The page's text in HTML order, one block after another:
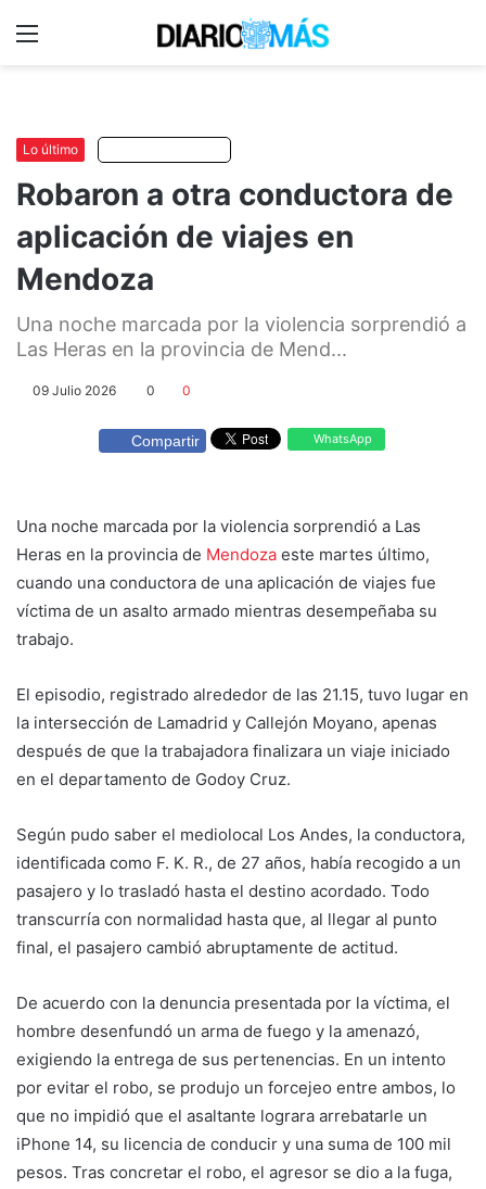
Lo último
Robaron a otra conductora de
aplicación de viajes en
Mendoza
Una noche marcada por la violencia sorprendió a
Las Heras en la provincia de Mend...
09 Julio 2026 0 0
Compartir WhatsApp
Una noche marcada por la violencia sorprendió a Las
Heras en la provincia de Mendoza este martes último,
cuando una conductora de una aplicación de viajes fue
víctima de un asalto armado mientras desempeñaba su
trabajo.
El episodio, registrado alrededor de las 21.15, tuvo lugar en
la intersección de Lamadrid y Callejón Moyano, apenas
después de que la trabajadora finalizara un viaje iniciado
en el departamento de Godoy Cruz.
Según pudo saber el mediolocal Los Andes, la conductora,
identificada como F. K. R., de 27 años, había recogido a un
pasajero y lo trasladó hasta el destino acordado. Todo
transcurría con normalidad hasta que, al llegar al punto
final, el pasajero cambió abruptamente de actitud.
De acuerdo con la denuncia presentada por la víctima, el
hombre desenfundó un arma de fuego y la amenazó,
exigiendo la entrega de sus pertenencias. En un intento
por evitar el robo, se produjo un forcejeo entre ambos, lo
que no impidió que el asaltante lograra arrebatarle un
iPhone 14, su licencia de conducir y una suma de 100 mil
pesos. Tras concretar el robo, el agresor se dio a la fuga,